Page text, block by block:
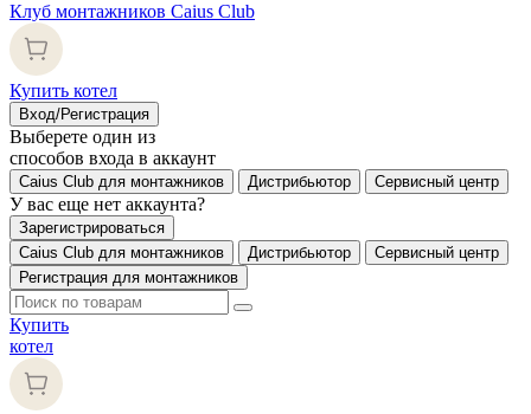
Клуб монтажников Caius Club
Купить котел
Вход/Регистрация
Выберете один из
способов входа в аккаунт
Caius Club для монтажников Дистрибьютор Сервисный центр
У вас еще нет аккаунта?
Зарегистрироваться
Caius Club для монтажников
Дистрибьютор
Сервисный центр
Регистрация для монтажников
Купить
котел